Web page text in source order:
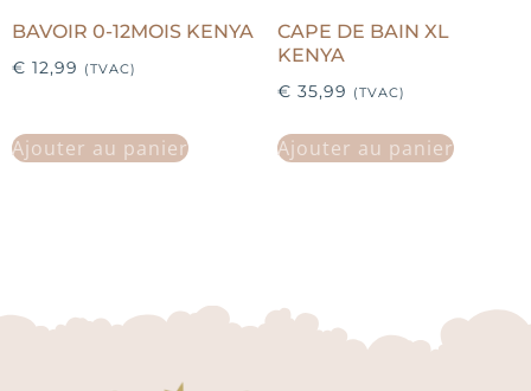
BAVOIR 0-12MOIS KENYA
€ 12,99 (TVAC)
Ajouter au panier
CAPE DE BAIN XL
KENYA
€ 35,99 (TVAC)
Ajouter au panier